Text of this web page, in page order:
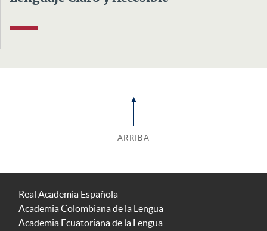
ARRIBA
Real Academia Española
Academia Colombiana de la Lengua
Academia Ecuatoriana de la Lengua